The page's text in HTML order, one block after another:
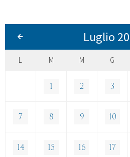
Luglio
L M M G
1 2 3
7 8 9 10
14 15 16 17